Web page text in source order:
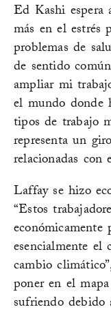
Ed Kashi espera
más en el estrés
problemas de
de sentido
ampliar mi
el mundo donde
tipos de trabajo
representa un
relacionadas
Laffay se hizo
“Estos
económicamente
esencialmente
cambio
poner en el
sufriendo